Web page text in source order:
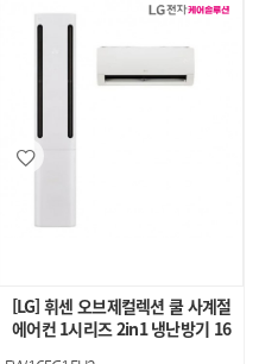
[LG] 휘센 오브제컬렉션 쿨 사계절
에어컨 1시리즈 2in1 냉난방기 16